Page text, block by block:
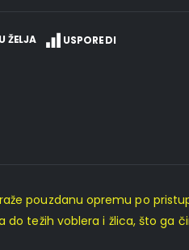
ŽELJA USPOREDI
pouzdanu opremu po
težih voblera i žlica, što ga